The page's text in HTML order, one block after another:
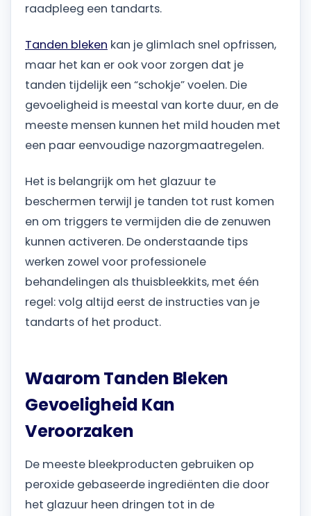
raadpleeg een tandarts.
Tanden bleken kan je glimlach snel opfrissen,
maar het kan er ook voor zorgen dat je
tanden tijdelijk een “schokje” voelen. Die
gevoeligheid is meestal van korte duur, en de
meeste mensen kunnen het mild houden met
een paar eenvoudige nazorgmaatregelen.
Het is belangrijk om het glazuur te
beschermen terwijl je tanden tot rust komen
en om triggers te vermijden die de zenuwen
kunnen activeren. De onderstaande tips
werken zowel voor professionele
behandelingen als thuisbleekkits, met één
regel: volg altijd eerst de instructies van je
tandarts of het product.
Waarom Tanden Bleken
Gevoeligheid Kan
Veroorzaken
De meeste bleekproducten gebruiken op
peroxide gebaseerde ingrediënten die door
het glazuur heen dringen tot in de